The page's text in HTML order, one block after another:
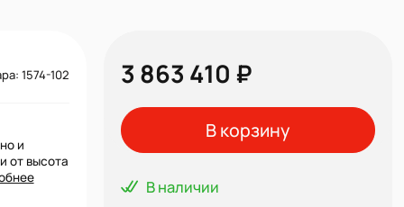
1574-102
и
от высота
3 863 410 ₽
В корзину
В наличии